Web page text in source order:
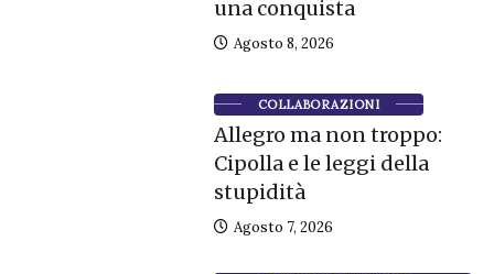
una conquista
Agosto 8, 2026
COLLABORAZIONI
Allegro ma non troppo:
Cipolla e le leggi della
stupidità
Agosto 7, 2026